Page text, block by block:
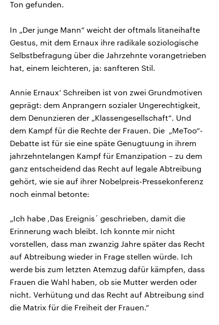
Ton gefunden.
In „Der junge Mann“ weicht der oftmals litaneihafte
Gestus, mit dem Ernaux ihre radikale soziologische
Selbstbefragung über die Jahrzehnte vorangetrieben
hat, einem leichteren, ja: sanfteren Stil.
Annie Ernaux’ Schreiben ist von zwei Grundmotiven
geprägt: dem Anprangern sozialer Ungerechtigkeit,
dem Denunzieren der „Klassengesellschaft“. Und
dem Kampf für die Rechte der Frauen. Die „MeToo“-
Debatte ist für sie eine späte Genugtuung in ihrem
jahrzehntelangen Kampf für Emanzipation – zu dem
ganz entscheidend das Recht auf legale Abtreibung
gehört, wie sie auf ihrer Nobelpreis-Pressekonferenz
noch einmal betonte:
„Ich habe ,Das Ereignis´ geschrieben, damit die
Erinnerung wach bleibt. Ich konnte mir nicht
vorstellen, dass man zwanzig Jahre später das Recht
auf Abtreibung wieder in Frage stellen würde. Ich
werde bis zum letzten Atemzug dafür kämpfen, dass
Frauen die Wahl haben, ob sie Mutter werden oder
nicht. Verhütung und das Recht auf Abtreibung sind
die Matrix für die Freiheit der Frauen.“